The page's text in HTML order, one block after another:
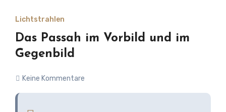
geleistete Loskauf-Opfer und dessen
Segnungen für uns jetzt und zu gegebener Zeit
für die gesamte Menschheit stehen. Die
folgenden Ausführungen befassen sich mit der
Bedeutung und Wichtigkeit dieser einfachen
Symbole.
Lichtstrahlen
Das Passah im Vorbild und im
Gegenbild
Keine Kommentare